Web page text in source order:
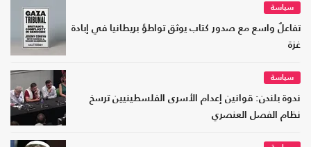
سياسة
تفاعلٌ واسع مع صدور كتاب يوثق تواطؤ بريطانيا في إبادة
غزة
سياسة
ندوة بلندن: قوانين إعدام الأسرى الفلسطينيين ترسخ
نظام الفصل العنصري